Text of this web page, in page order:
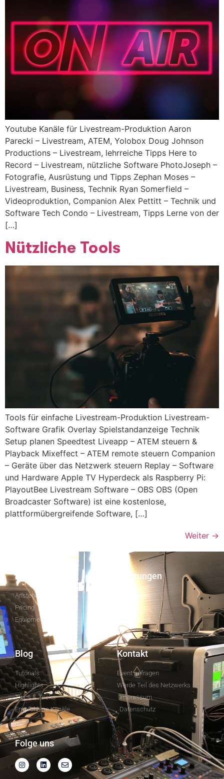
Youtube Kanäle für Livestream-Produktion Aaron
Parecki – Livestream, ATEM, Yolobox Doug Johnson
Productions – Livestream, lehrreiche Tipps Here to
Record – Livestream, nützliche Software PhotoJoseph –
Fotografie, Ausrüstung und Tipps Zephan Moses –
Livestream, Business, Technik Ryan Somerfield –
Videoproduktion, Companion Alex Pettitt – Technik und
Software Tech Condo – Livestream, Tipps Lerne von der
[…]
Nützliche Tools
Tools für einfache Livestream-Produktion Livestream-
Software Grafik Overlay Spielstandanzeige Technik
Setup planen Speedtest Liveapp – ATEM steuern &
Playback Mixeffect – ATEM remote steuern Companion
– Geräte über das Netzwerk steuern Replay – Software
und Hardware Apple TV Hyperdeck als Raspberry Pi:
PlayoutBee Livestream Software – OBS OBS (Open
Broadcaster Software) ist eine kostenlose,
plattformübergreifende Software, […]
Weiter →
Überblick
Anstehende Events
Pricing
Equipment Leihen
Leistungen
Livestream
Hybridevent
Blog
Tutorials
Highlights
Tipps & Tricks
Empfohlene Kanäle
Kontakt
Event anfragen
Werde Teil des Netzwerks
Impressum
Datenschutz
Folge uns